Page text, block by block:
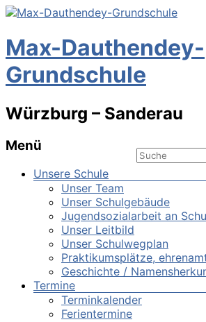
Max-Dauthendey-
Grundschule
Würzburg – Sanderau
Menü
Unsere Schule
Unser Team
Unser Schulgebäude
Jugendsozialarbeit an
Unser Leitbild
Unser Schulwegplan
Praktikumsplätze,
Geschichte /
Termine
Terminkalender
Ferientermine